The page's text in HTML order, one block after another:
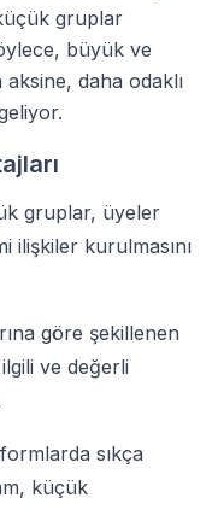
gruplar
büyük ve
aksine, daha odaklı
gruplar, üyeler
ilişkiler kurulmasını
göre şekillenen
ve değerli
sıkça
küçük